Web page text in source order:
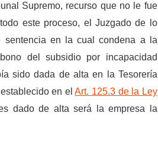
Supremo, recurso que no le fue
este proceso, el Juzgado de lo
sentencia en la cual condena a la
del subsidio por incapacidad
sido dada de alta en la Tesorería
en elArt. 125.3 de la Ley
dado de alta será la empresa la